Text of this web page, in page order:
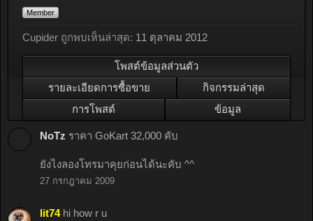
Member
Cupider ถูกพบเห็นล่าสุด: 11 ตุลาคม 2012
โพสต์ข้อมูลส่วนตัว
รายละเอียดการซื้อขาย
กิจกรรมล่าสุด
การโพสต์
ข้อมูล
NoTz ราคา GoKart 32,000 คับ
ยังไงลองโทรมาคุยก่อนได้นะคับ ^^
27 กรกฎาคม 2009
lit74 hi how r u